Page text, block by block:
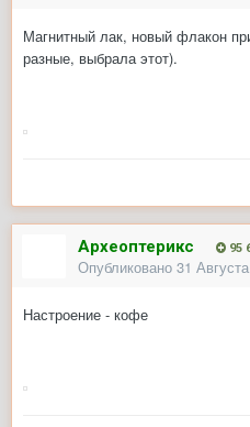
Магнитный лак, новый флакон
разные, выбрала этот).
Археоптерикс 95
Опубликовано 31
Настроение - кофе